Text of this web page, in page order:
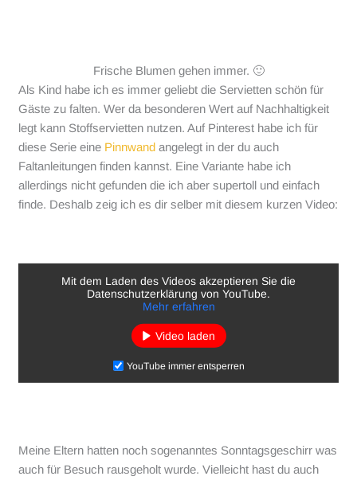
Frische Blumen gehen immer. 🙂
Als Kind habe ich es immer geliebt die Servietten schön für
Gäste zu falten. Wer da besonderen Wert auf Nachhaltigkeit
legt kann Stoffservietten nutzen. Auf Pinterest habe ich für
diese Serie eine Pinnwand angelegt in der du auch
Faltanleitungen finden kannst. Eine Variante habe ich
allerdings nicht gefunden die ich aber supertoll und einfach
finde. Deshalb zeig ich es dir selber mit diesem kurzen Video:
Mit dem Laden des Videos akzeptieren Sie die
Datenschutzerklärung von YouTube.
Mehr erfahren
Video laden
YouTube immer entsperren
Meine Eltern hatten noch sogenanntes Sonntagsgeschirr was
auch für Besuch rausgeholt wurde. Vielleicht hast du auch